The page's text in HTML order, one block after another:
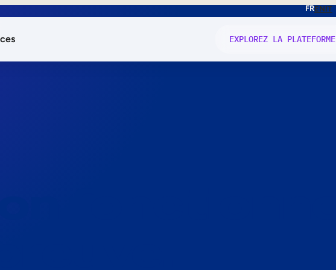
FRENIT
EXPLOREZ LA PLATEFORME